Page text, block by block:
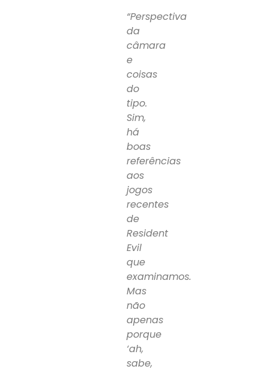
“Perspectiva
da
câmara
e
coisas
do
tipo.
Sim,
há
boas
referências
aos
jogos
recentes
de
Resident
Evil
que
examinamos.
Mas
não
apenas
porque
‘ah,
sabe,